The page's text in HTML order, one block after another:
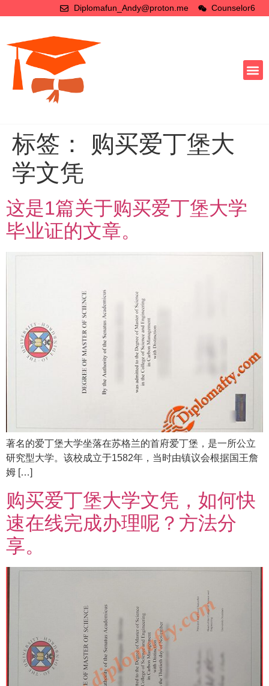
Diplomafun_Andy@proton.me Counselor6
标签： 购买爱丁堡大
学文凭
这是1篇关于购买爱丁堡大学
毕业证的文章。
著名的爱丁堡大学坐落在苏格兰的首府爱丁堡，是一所公立
研究型大学。该校成立于1582年，当时由镇议会根据国王詹
姆 […]
购买爱丁堡大学文凭，如何快
速在线完成办理呢？方法分
享。